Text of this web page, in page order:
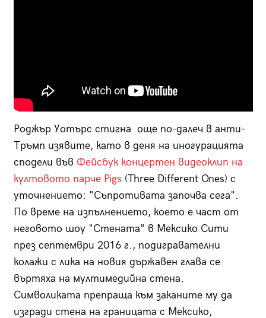
Роджър Уотърс стигна още по-далеч в анти-
Тръмп изявите, като в деня на иногурацията
сподели във Фейсбук концертен видеоклип на
култовото парче Pigs (Three Different Ones) с
уточнението: "Съпротивата започва сега".
По време на изпълнението, което е част от
неговото шоу "Стената" в Мексико Сити
през септември 2016 г., подигравателни
колажи с лика на новия държавен глава се
въртяха на мултимедийна стена.
Символиката препраща към заканите му да
изгради стена на границата с Мексико,